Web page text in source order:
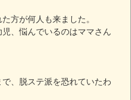
方が何人も来ました。
、悩んでいるのはママさん
、脱ステ派を恐れていたわ